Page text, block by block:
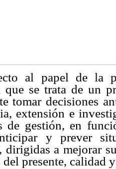
al papel de la
que se trata de un
tomar decisiones
extensión e
de gestión, en
y prever
dirigidas a mejorar
del presente, calidad